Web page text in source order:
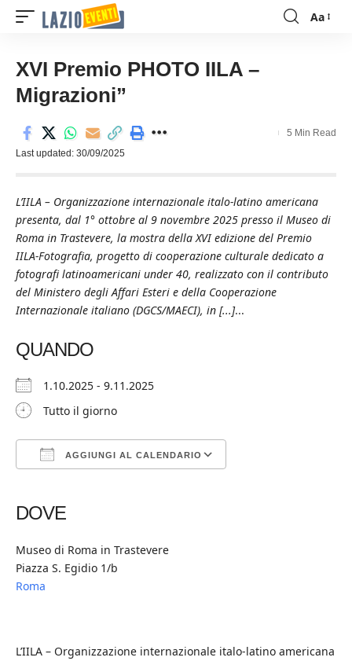
Font
Aa
XVI Premio PHOTO IILA –
Migrazioni”
Last updated: 30/09/2025
5 Min Read
L’IILA – Organizzazione internazionale italo-latino americana
presenta, dal 1° ottobre al 9 novembre 2025 presso il Museo di
Roma in Trastevere, la mostra della XVI edizione del Premio
IILA-Fotografia, progetto di cooperazione culturale dedicato a
fotografi latinoamericani under 40, realizzato con il contributo
del Ministero degli Affari Esteri e della Cooperazione
Internazionale italiano (DGCS/MAECI), in [...]...
QUANDO
1.10.2025 - 9.11.2025
Tutto il giorno
AGGIUNGI AL CALENDARIO
DOVE
Museo di Roma in Trastevere
Piazza S. Egidio 1/b
Roma
L’IILA – Organizzazione internazionale italo-latino americana